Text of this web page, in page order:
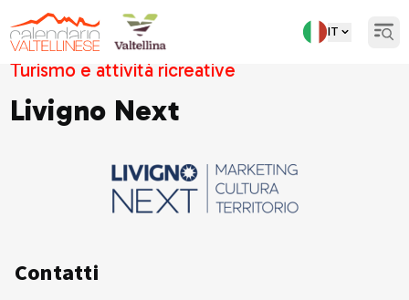
IT
Turismo e attività ricreative
Livigno Next
Contatti